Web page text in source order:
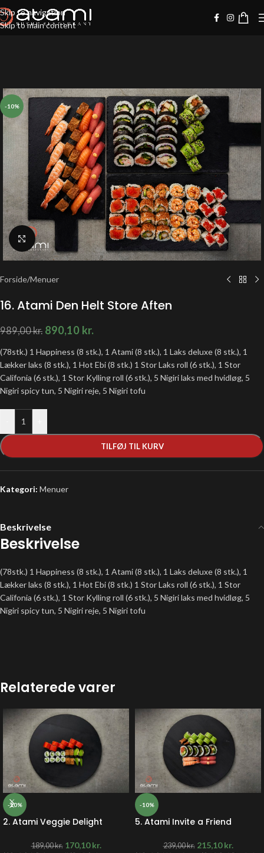
Skip to navigation
Skip to main content
-10%
Klik for at forstørre
Forside/Menuer
16. Atami Den Helt Store Aften
989,00kr. 890,10 kr.
(78stk.) 1 Happiness (8 stk.), 1 Atami (8 stk.), 1 Laks deluxe (8 stk.), 1
Lækker laks (8 stk.), 1 Hot Ebi (8 stk.) 1 Stor Laks roll (6 stk.), 1 Stor
Califonia (6 stk.), 1 Stor Kylling roll (6 stk.), 5 Nigiri laks med hvidløg, 5
Nigiri spicy tun, 5 Nigiri reje, 5 Nigiri tofu
TILFØJ TIL KURV
Kategori: Menuer
Beskrivelse
Beskrivelse
(78stk.) 1 Happiness (8 stk.), 1 Atami (8 stk.), 1 Laks deluxe (8 stk.), 1
Lækker laks (8 stk.), 1 Hot Ebi (8 stk.) 1 Stor Laks roll (6 stk.), 1 Stor
Califonia (6 stk.), 1 Stor Kylling roll (6 stk.), 5 Nigiri laks med hvidløg, 5
Nigiri spicy tun, 5 Nigiri reje, 5 Nigiri tofu
Relaterede varer
-10%
2. Atami Veggie Delight
189,00kr. 170,10kr.
-10%
5. Atami Invite a Friend
239,00kr. 215,10kr.